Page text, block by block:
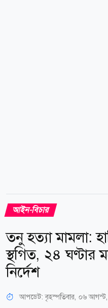
আইন-বিচার
তনু হত্যা মামলা:
স্থগিত, ২৪ ঘণ্টার
নির্দেশ
আপডেট: বৃহস্পতিবার, ০৬